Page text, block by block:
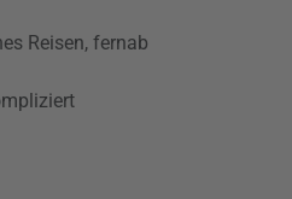
Reisen, fernab